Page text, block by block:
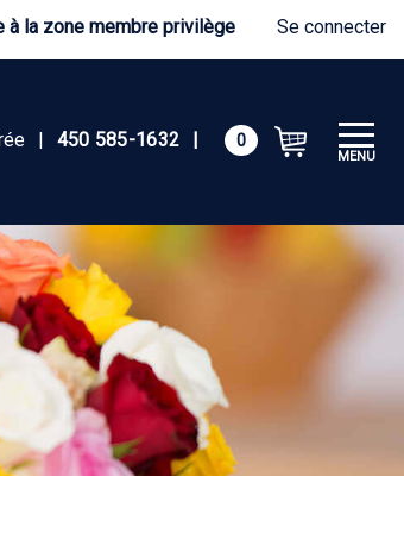
à la zone membre privilège Se connecter
| 450 585-1632 | 0
MENU